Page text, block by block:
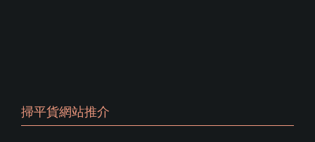
掃平貨網站推介